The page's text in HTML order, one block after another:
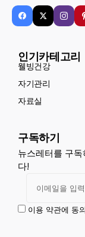
인기카테고리
웰빙건강
자기관리
자료실
구독하기
뉴스레터를 구
다!
이용 약관에 동